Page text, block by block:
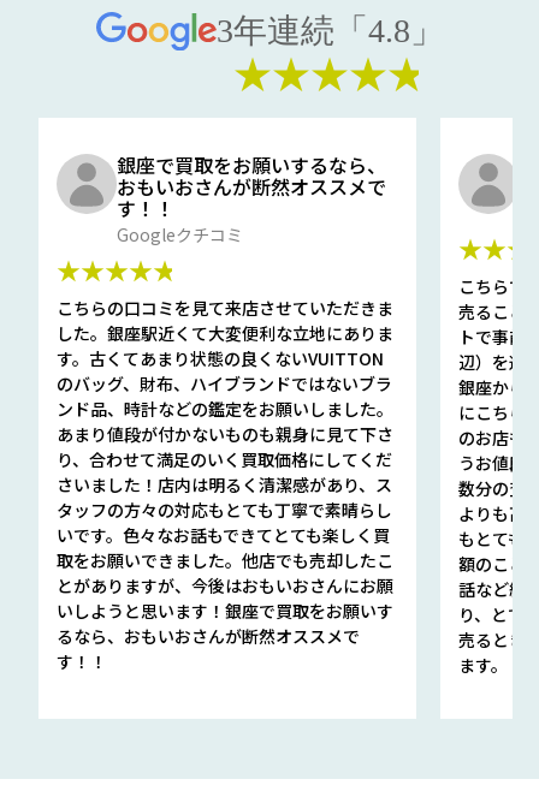
3年連続「4.8」
★★★★★
銀座で買取をお願いするなら、
おもいおさんが断然オススメで
す！！
Googleクチコミ
★★★★★
こちらの口コミを見て来店させていただきま
した。銀座駅近くて大変便利な立地にありま
す。古くてあまり状態の良くないVUITTON
のバッグ、財布、ハイブランドではないブラ
ンド品、時計などの鑑定をお願いしました。
あまり値段が付かないものも親身に見て下さ
り、合わせて満足のいく買取価格にしてくだ
さいました！店内は明るく清潔感があり、ス
タッフの方々の対応もとても丁寧で素晴らし
いです。色々なお話もできてとても楽しく買
取をお願いできました。他店でも売却したこ
とがありますが、今後はおもいおさんにお願
いしようと思います！銀座で買取をお願いす
るなら、おもいおさんが断然オススメで
す！！
こちらで
売ること
トで事前
辺）を選
銀座から
にこちら
のお店も
うお値段
数分の査
よりも高
もとても
額のこと
話など細
り、とて
売るとき
ます。